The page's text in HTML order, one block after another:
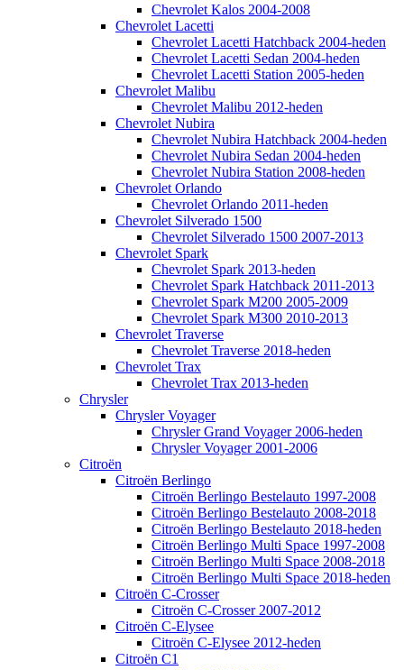
Chevrolet Kalos 2004-2008
Chevrolet Lacetti
Chevrolet Lacetti Hatchback 2004-heden
Chevrolet Lacetti Sedan 2004-heden
Chevrolet Lacetti Station 2005-heden
Chevrolet Malibu
Chevrolet Malibu 2012-heden
Chevrolet Nubira
Chevrolet Nubira Hatchback 2004-heden
Chevrolet Nubira Sedan 2004-heden
Chevrolet Nubira Station 2008-heden
Chevrolet Orlando
Chevrolet Orlando 2011-heden
Chevrolet Silverado 1500
Chevrolet Silverado 1500 2007-2013
Chevrolet Spark
Chevrolet Spark 2013-heden
Chevrolet Spark Hatchback 2011-2013
Chevrolet Spark M200 2005-2009
Chevrolet Spark M300 2010-2013
Chevrolet Traverse
Chevrolet Traverse 2018-heden
Chevrolet Trax
Chevrolet Trax 2013-heden
Chrysler
Chrysler Voyager
Chrysler Grand Voyager 2006-heden
Chrysler Voyager 2001-2006
Citroën
Citroën Berlingo
Citroën Berlingo Bestelauto 1997-2008
Citroën Berlingo Bestelauto 2008-2018
Citroën Berlingo Bestelauto 2018-heden
Citroën Berlingo Multi Space 1997-2008
Citroën Berlingo Multi Space 2008-2018
Citroën Berlingo Multi Space 2018-heden
Citroën C-Crosser
Citroën C-Crosser 2007-2012
Citroën C-Elysee
Citroën C-Elysee 2012-heden
Citroën C1